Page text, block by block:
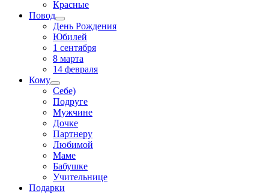
Красные
Повод
День Рождения
Юбилей
1 сентября
8 марта
14 февраля
Кому
Себе)
Подруге
Мужчине
Дочке
Партнеру
Любимой
Маме
Бабушке
Учительнице
Подарки